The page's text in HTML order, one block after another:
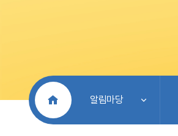
처음으로알림마당